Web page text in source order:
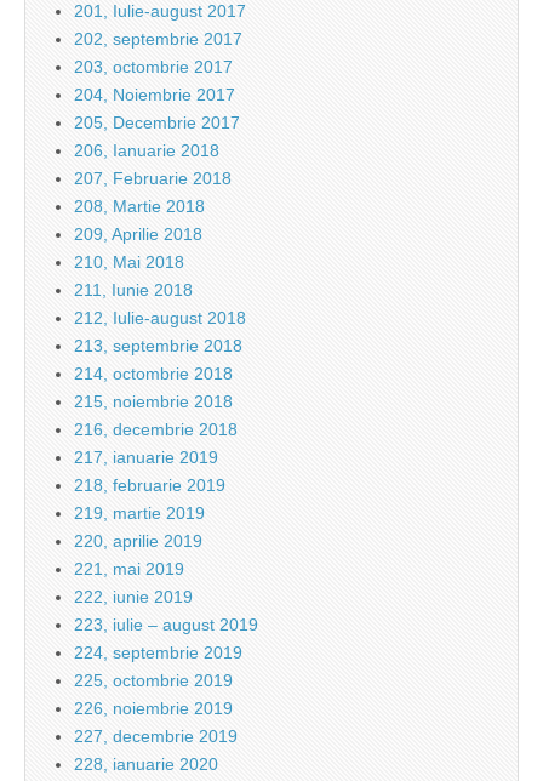
201, Iulie-august 2017
202, septembrie 2017
203, octombrie 2017
204, Noiembrie 2017
205, Decembrie 2017
206, Ianuarie 2018
207, Februarie 2018
208, Martie 2018
209, Aprilie 2018
210, Mai 2018
211, Iunie 2018
212, Iulie-august 2018
213, septembrie 2018
214, octombrie 2018
215, noiembrie 2018
216, decembrie 2018
217, ianuarie 2019
218, februarie 2019
219, martie 2019
220, aprilie 2019
221, mai 2019
222, iunie 2019
223, iulie – august 2019
224, septembrie 2019
225, octombrie 2019
226, noiembrie 2019
227, decembrie 2019
228, ianuarie 2020